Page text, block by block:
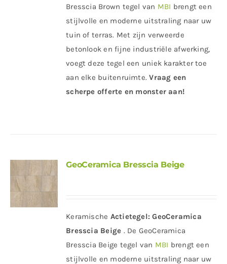
Bresscia Brown tegel van MBI brengt een
stijlvolle en moderne uitstraling naar uw
tuin of terras. Met zijn verweerde
betonlook en fijne industriële afwerking,
voegt deze tegel een uniek karakter toe
aan elke buitenruimte.Vraag een
scherpe offerte en monster aan!
GeoCeramica Bresscia Beige
Keramische Actietegel: GeoCeramica
Bresscia Beige . De GeoCeramica
Bresscia Beige tegel van MBI brengt een
stijlvolle en moderne uitstraling naar uw